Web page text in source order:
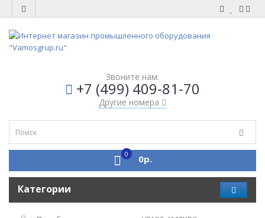
Звоните нам:
+7 (499) 409-81-70
Другие номера
0 0р.
Категории